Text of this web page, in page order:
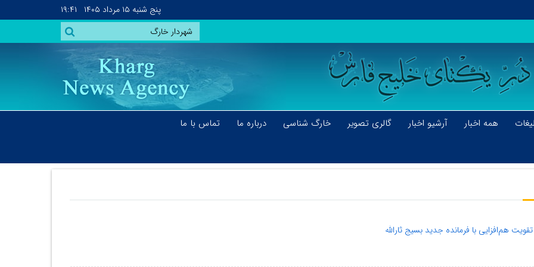
پنج شنبه ۱۵ مرداد ۱۴۰۵ ۱۹:۴۱
همه اخبار آرشیو اخبار گالری تصویر خارگ شناسی درباره ما
تماس با ما
هم‌افزایی با فرمانده جدید بسیج ثارالله